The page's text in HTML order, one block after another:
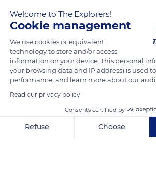
murales et des peintures miniatures sur les murs
et belles demeures.
READ MORE TRANSLATE
Welcome to The Explorers!
Cookie management
We use cookies or equivalent
technology to store and/or access
information on your device. This personal
your browsing data and IP address) is used
performance, and learn more about our
Read our privacy policy
Consents certified by
Refuse Choose